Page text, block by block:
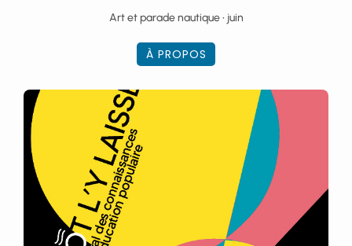
Art et parade nautique • juin
À PROPOS